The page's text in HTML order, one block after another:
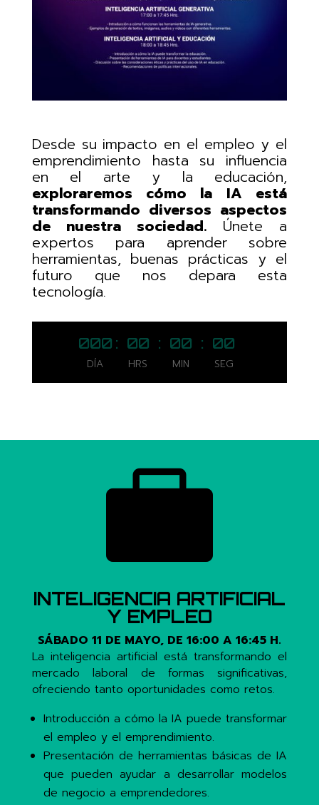
Desde su impacto en el empleo y el
emprendimiento hasta su influencia
en el arte y la educación,
exploraremos cómo la IA está
transformando diversos aspectos
de nuestra sociedad. Únete a
expertos para aprender sobre
herramientas, buenas prácticas y el
futuro que nos depara esta
tecnología.
000
DÍA
: 00
HRS
: 00
MIN
: 00
SEG

INTELIGENCIA ARTIFICIAL
Y EMPLEO
SÁBADO 11 DE MAYO, DE 16:00 A 16:45 H.
La inteligencia artificial está transformando el
mercado laboral de formas significativas,
ofreciendo tanto oportunidades como retos.
Introducción a cómo la IA puede transformar
el empleo y el emprendimiento.
Presentación de herramientas básicas de IA
que pueden ayudar a desarrollarmodelos
de negocio a emprendedores.